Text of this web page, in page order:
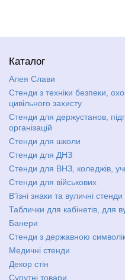
Каталог
Алея Слави
Стенди з техніки безпеки,
цивільного захисту
Стенди для держустанов,
організацій
Стенди для школи
Стенди для ДНЗ
Стенди для ВНЗ, коледжів,
Стенди для військових
В'їзні знаки та вуличні стенди
Таблички для кабінетів, для
Банери
Стенди з державною
Медичні стенди
Декор стін
Супутні товари